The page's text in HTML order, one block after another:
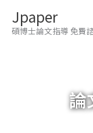
Jpaper
碩博士論文指導 免費
論